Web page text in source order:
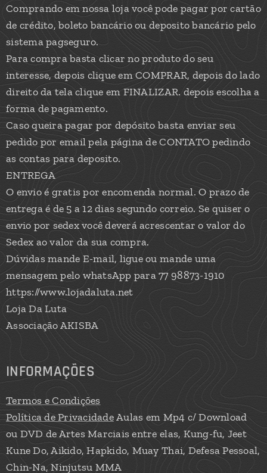
Comprando em nossa loja você pode pagar por cartão
de crédito, boleto bancário ou deposito bancário pelo
sistema pagseguro.
Para compra basta clicar no produto do seu
interesse, depois clique em COMPRAR, depois do lado
direito da tela clique em FINALIZAR. depois escolha a
forma de pagamento.
Caso queira pagar por depósito basta enviar seu
pedido por email pela página de CONTATO pedindo
as contas para deposito.
ENTREGA
O envio é gratis por encomenda normal. O prazo de
entrega é de 5 a 12 dias segundo correio. Se quiser o
envio por sedex você deverá acrescentar o valor do
Sedex ao valor da sua compra.
Dúvidas mande E-mail, ligue ou mande uma
mensagem pelo whatsApp para 77 98873-1910
https://www.lojadaluta.net
Loja Da Luta
Associação AKISBA
INFORMAÇÕES
Termos e Condições
Política de PrivacidadeAulas em Mp4 c/ Download
ou DVD de Artes Marciais entre elas, Kung-fu, Jeet
Kune Do, Aikido, Hapkido, Muay Thai, Defesa Pessoal,
Chin-Na, Ninjutsu MMA